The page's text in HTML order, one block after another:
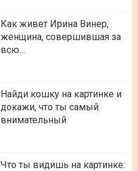
Как живет Ирина Винер,
женщина, совершившая за
всю…
Найди кошку на картинке и
докажи, что ты самый
внимательный
Что ты видишь на картинке: